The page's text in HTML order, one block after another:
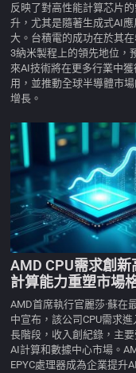
反映了對高性能計算芯片
升，尤其是隨著生成式AI
大。台積電的成功在於其
3納米製程上的領先地位，
來AI技術將在更多行業中獲
用，並推動全球半導體市
增長。
AMD CPU需求創新
計算能力重塑市場
AMD首席執行官麗莎·蘇在
中宣布，該公司CPU需求進
長階段，收入創紀錄，主
AI計算和數據中心市場。
EPYC處理器成為企業提升